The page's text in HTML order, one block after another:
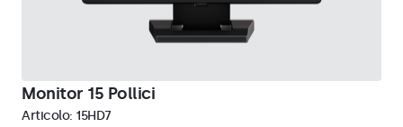
Monitor 15 Pollici
Articolo: 15HD7